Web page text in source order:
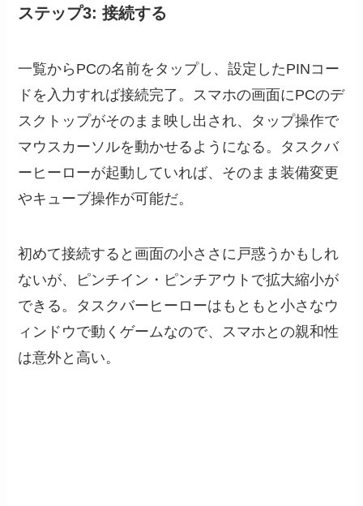
ステップ3: 接続する
一覧からPCの名前をタップし、設定したPINコー
ドを入力すれば接続完了。スマホの画面にPCのデ
スクトップがそのまま映し出され、タップ操作で
マウスカーソルを動かせるようになる。タスクバ
ーヒーローが起動していれば、そのまま装備変更
やキューブ操作が可能だ。
初めて接続すると画面の小ささに戸惑うかもしれ
ないが、ピンチイン・ピンチアウトで拡大縮小が
できる。タスクバーヒーローはもともと小さなウ
ィンドウで動くゲームなので、スマホとの親和性
は意外と高い。